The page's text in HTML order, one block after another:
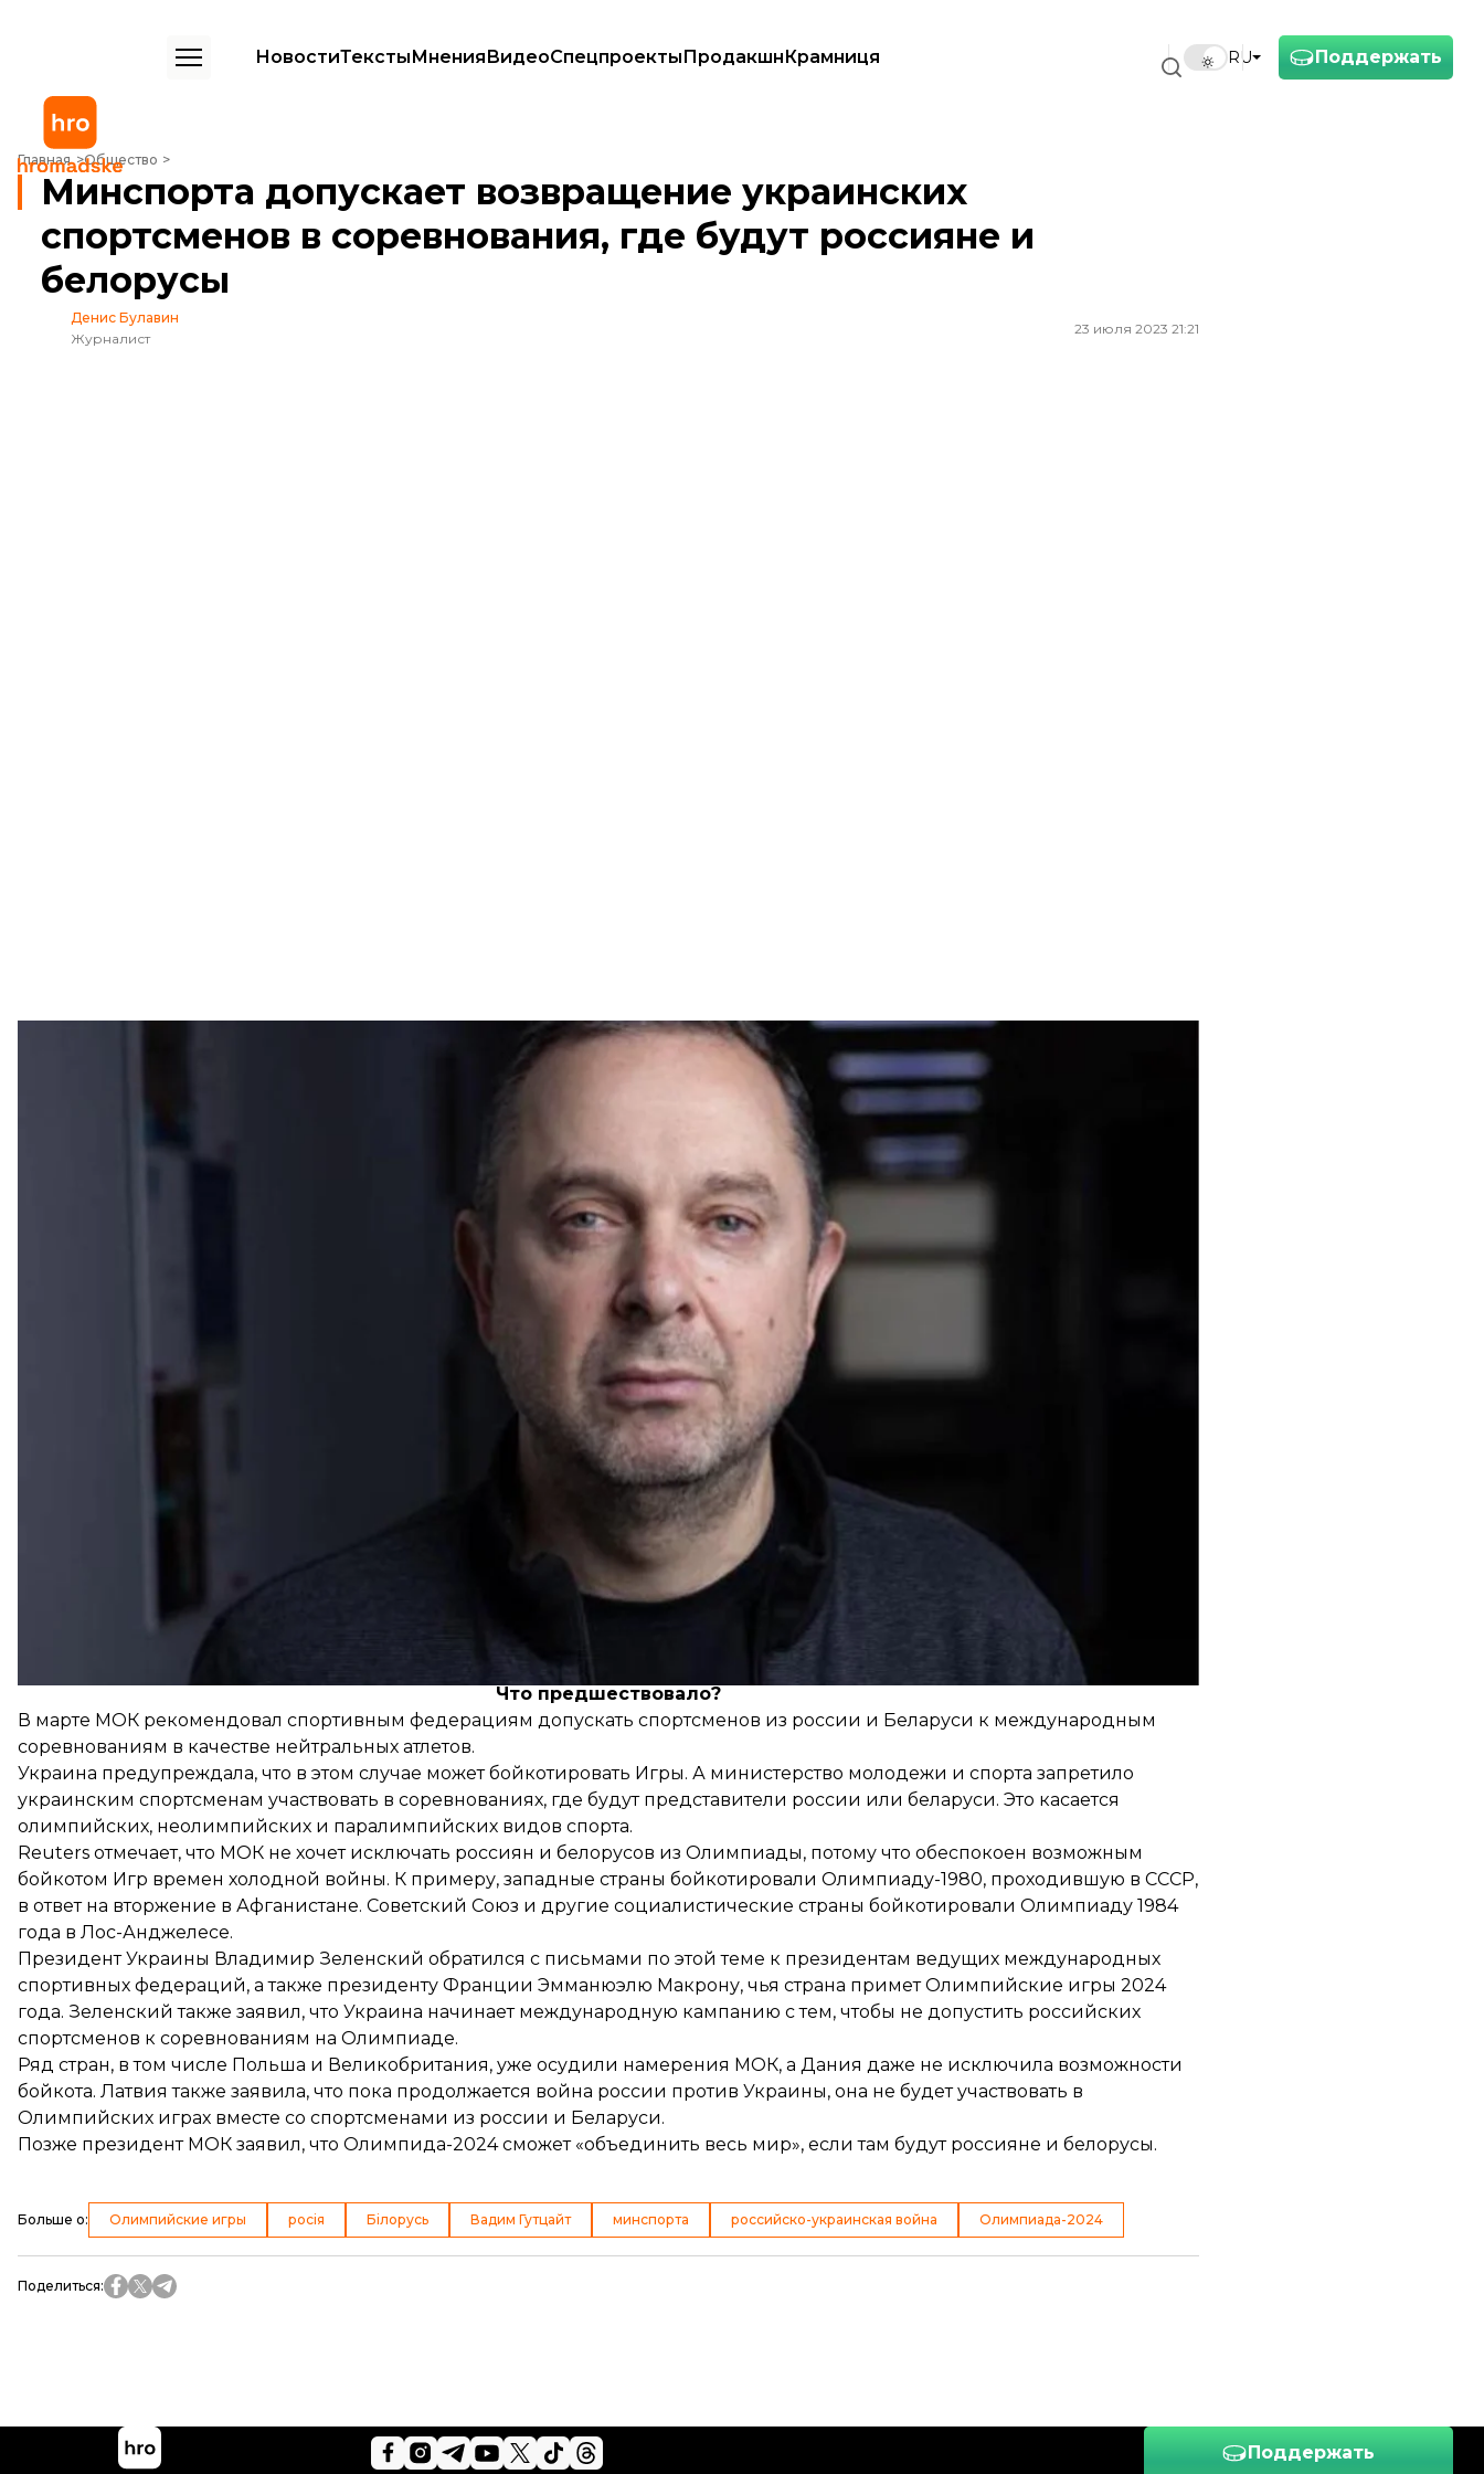
Поддержать
RU
НовостиТекстыМненияВидеоСпецпроектыПродакшнКрамниця
Главная Общество
Минспорта допускает возвращение украинских спортсменов в соревнования, где будут россияне и белорусы
Минспорта допускает возвращение украинских
спортсменов в соревнования, где будут россияне и
белорусы
Денис Булавин
Журналист
23 июля 2023 21:21
Вадим Гутцайт
Украина рассматривает вариант возможного участия украинских спортсменов во всех квалификационных соревнованиях к
Олимпиаде—2024, если россияне и белорусы будут там под нейтральным флагом.
Об этом сообщил министр молодежи и спорта Украины Вадим Гутцайт в эфире телемарафона.
«Сейчас мы начали дискуссию о возможности, если не будет россии и Беларуси на Олимпийских играх, чтобы наши
спортсмены уже принимали участие во всех квалификационных соревнованиях к Олимпийским играм»
На вопрос, смогут ли украинские спортсмены участвовать в соревнованиях, если там будут россияне и белорусы под
нейтральным флагом, Гутцайт сказал, что этот вопрос в министерстве рассматривают.
«Мы ведем дискуссии с нашими всеукраинскими федерациями, с нашими спортсменами. Пытались, чтобы россии и
Беларуси не было на Олимпийских играх. Мы это сделали, потому что флагов и другой символики россии и Беларуси там не
, — добавил министр.
Гутцайт надеется, что в ближайшее время станет известно окончательное решение.
Что предшествовало?
В марте МОК рекомендовал спортивным федерациям допускать спортсменов из россии и Беларуси к международным
соревнованиям в качестве нейтральных атлетов.
Украина предупреждала, что в этом случае можетбойкотировать Игры. А министерство молодежи и спорта запретило
украинским спортсменам участвовать в соревнованиях, где будут представители россии или беларуси. Это касается
олимпийских, неолимпийских и паралимпийских видов спорта.
Reuters отмечает, что МОК не хочет исключать россиян и белорусов из Олимпиады, потому что обеспокоен возможным
бойкотом Игр времен холодной войны. К примеру, западные страны бойкотировали Олимпиаду-1980, проходившую в СССР,
в ответ на вторжение в Афганистане. Советский Союз и другие социалистические страны бойкотировали Олимпиаду 1984
года в Лос-Анджелесе.
Президент Украины Владимир Зеленский обратился с письмами по этой теме к президентам ведущих международных
спортивных федераций, а также президенту Франции Эмманюэлю Макрону, чья страна примет Олимпийские игры 2024
года. Зеленский также заявил, что Украина начинает международную кампанию с тем, чтобы не допустить российских
спортсменов к соревнованиям на Олимпиаде.
Ряд стран, в том числе Польша и Великобритания, уже осудили намерения МОК, а Дания даже не исключила возможности
бойкота. Латвия также заявила, что пока продолжается война россии против Украины, она не будет участвовать в
Олимпийских играх вместе со спортсменами из россии и Беларуси.
Позже президент МОК заявил, что Олимпида-2024 сможет «объединить весь мир», если там будут россияне и белорусы.
Больше о: Олимпийские игры росія Білорусь Вадим Гутцайт минспорта российско-украинская война Олимпиада-2024
Поделиться:
Поддержать